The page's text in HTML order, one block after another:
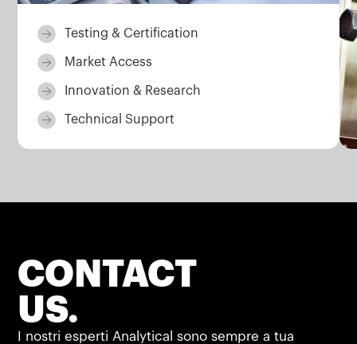
Testing & Certification
Market Access
Innovation & Research
Technical Support
CONTACT
US.
I nostri esperti Analytical sono sempre a tua